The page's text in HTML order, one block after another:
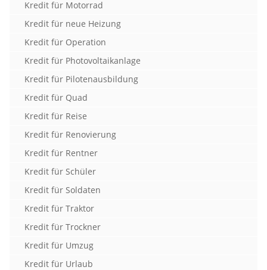
Kredit für Motorrad
Kredit für neue Heizung
Kredit für Operation
Kredit für Photovoltaikanlage
Kredit für Pilotenausbildung
Kredit für Quad
Kredit für Reise
Kredit für Renovierung
Kredit für Rentner
Kredit für Schüler
Kredit für Soldaten
Kredit für Traktor
Kredit für Trockner
Kredit für Umzug
Kredit für Urlaub